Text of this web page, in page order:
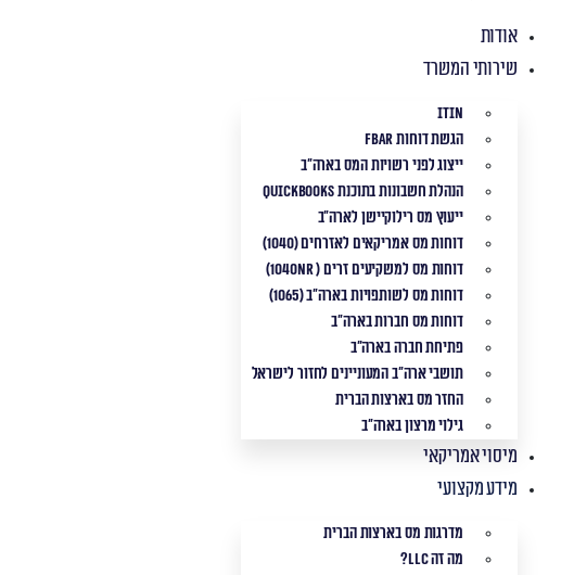
אודות
שירותי המשרד
ITIN
הגשת דוחות FBAR
ייצוג לפני רשויות המס בארה"ב
הנהלת חשבונות בתוכנת QuickBooks
ייעוץ מס רילוקיישן לארה"ב
דוחות מס אמריקאים לאזרחים (1040)
דוחות מס למשקיעים זרים ( 1040NR)
דוחות מס לשותפויות בארה"ב (1065)
דוחות מס חברות בארה"ב
פתיחת חברה בארה"ב
תושבי ארה"ב המעוניינים לחזור לישראל
החזר מס בארצות הברית
גילוי מרצון בארה"ב
מיסוי אמריקאי
מידע מקצועי
מדרגות מס בארצות הברית
מה זה LLC?